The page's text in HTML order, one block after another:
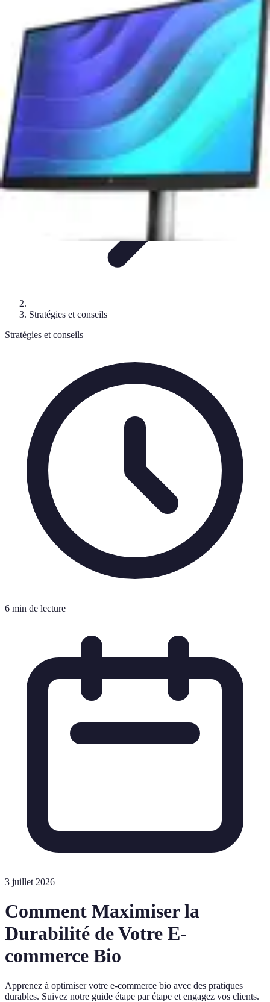
Stratégies de LancementStratégies de VenteChoix des
produitsConseils d'Achat Marketing
Stratégies et conseils
Stratégies et conseils
6 min de lecture
3 juillet 2026
Comment Maximiser la
Durabilité de Votre E-
commerce Bio
Apprenez à optimiser votre e-commerce bio avec des pratiques
durables. Suivez notre guide étape par étape et engagez vos clients.